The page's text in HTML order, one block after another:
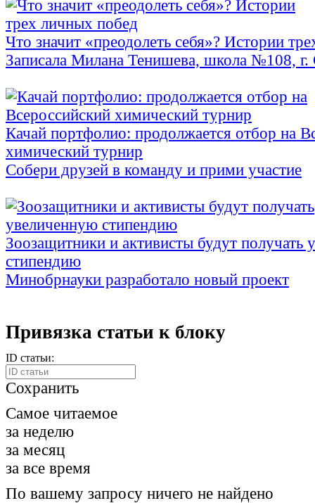
Что значит «преодолеть себя»? Истории
Записала Милана Тенишева, школа №108, г.
Качай портфолио: продолжается отбор на
химический турнир
Собери друзей в команду и прими участие
Зоозащитники и активисты будут получать
стипендию
Минобрнауки разработало новый проект
Привязка статьи к блоку
ID статьи:
Сохранить
Самое читаемое
за неделю
за месяц
за все время
По вашему запросу ничего не найдено